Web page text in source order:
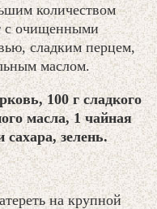
количеством
с очищенными
сладким перцем,
маслом.
100 г сладкого
масла, 1 чайная
зелень.
на крупной